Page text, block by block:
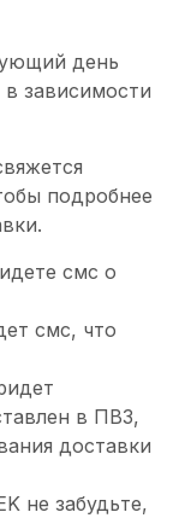
день
в зависимости
подробнее
смс о
смс, что
в ПВЗ,
доставки
не забудьте,